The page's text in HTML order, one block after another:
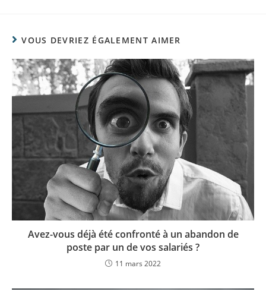
VOUS DEVRIEZ ÉGALEMENT AIMER
Avez-vous déjà été confronté à un abandon de
poste par un de vos salariés ?
11 mars 2022